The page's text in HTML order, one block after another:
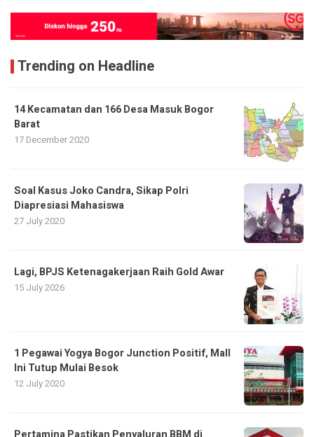
Trending on Headline
14 Kecamatan dan 166 Desa Masuk Bogor
Barat
17 December 2020
Soal Kasus Joko Candra, Sikap Polri
Diapresiasi Mahasiswa
27 July 2020
Lagi, BPJS Ketenagakerjaan Raih Gold Awar
15 July 2026
1 Pegawai Yogya Bogor Junction Positif, Mall
Ini Tutup Mulai Besok
12 July 2020